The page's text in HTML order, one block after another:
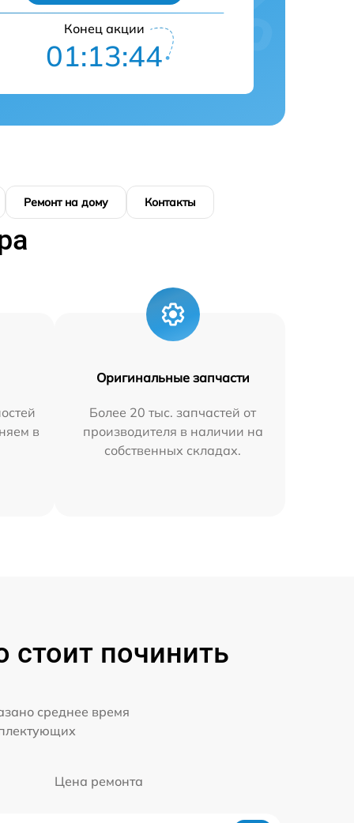
Конец акции
01:13:43
Ремонт на дому Контакты
в
Оригинальные запчасти
Более 20 тыс. запчастей от
производителя в наличии на
собственных складах.
починить
среднее время
Цена ремонта